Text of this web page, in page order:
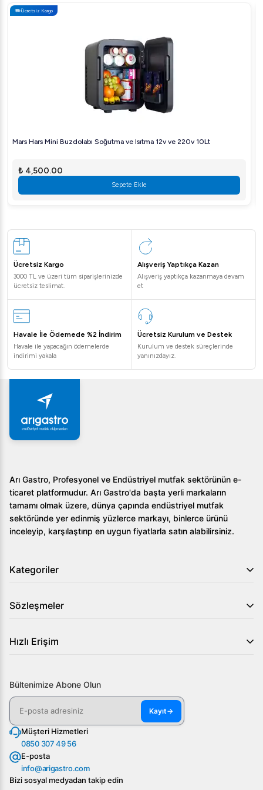
Ücretsiz Kargo
Mars Hars Mini Buzdolabı Soğutma ve Isıtma 12v ve 220v 10Lt
₺ 4,500.00
Sepete Ekle
Ücretsiz Kargo
3000 TL ve üzeri tüm siparişlerinizde
ücretsiz teslimat.
Alışveriş Yaptıkça Kazan
Alışveriş yaptıkça kazanmaya devam
et
Havale İle Ödemede %2 İndirim
Havale ile yapacağın ödemelerde
indirimi yakala
Ücretsiz Kurulum ve Destek
Kurulum ve destek süreçlerinde
yanınızdayız.
Arı Gastro, Profesyonel ve Endüstriyel mutfak sektörünün e-
ticaret platformudur. Arı Gastro'da başta yerli markaların
tamamı olmak üzere, dünya çapında endüstriyel mutfak
sektöründe yer edinmiş yüzlerce markayı, binlerce ürünü
inceleyip, karşılaştırıp en uygun fiyatlarla satın alabilirsiniz.
Kategoriler
Sözleşmeler
Hızlı Erişim
Bültenimize Abone Olun
Kayıt→
Müşteri Hizmetleri
0850 307 49 56
E-posta
info@arigastro.com
Bizi sosyal medyadan takip edin